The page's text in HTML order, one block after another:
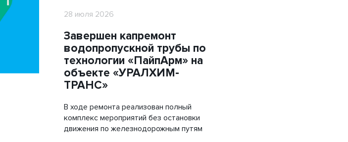
28 июля 2026
Завершен капремонт
водопропускной трубы по
технологии «ПайпАрм» на
объекте «УРАЛХИМ-
ТРАНС»
В ходе ремонта реализован полный
комплекс мероприятий без остановки
движения по железнодорожным путям